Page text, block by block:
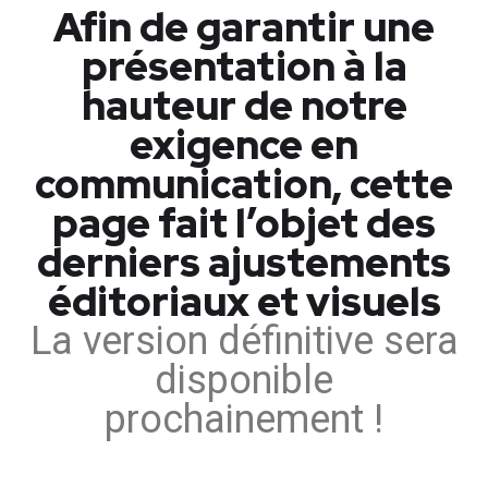
Afin de garantir une
présentation à la
hauteur de notre
exigence en
communication, cette
page fait l’objet des
derniers ajustements
éditoriaux et visuels
La version définitive sera
disponible
prochainement !